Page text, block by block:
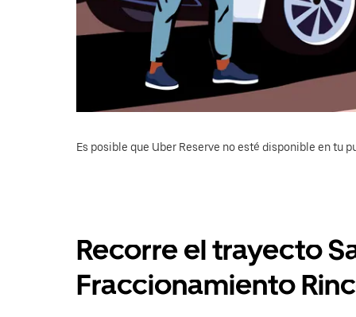
Es posible que Uber Reserve no esté disponible en tu
Recorre el trayecto
Fraccionamiento